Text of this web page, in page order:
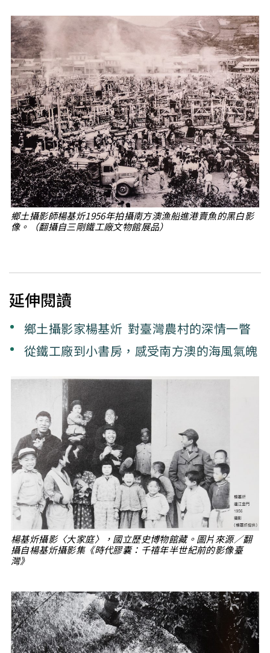
鄉土攝影師楊基炘1956年拍攝南方澳漁船進港賣魚的黑白影
像。（翻攝自三剛鐵工廠文物館展品）
延伸閱讀
鄉土攝影家楊基炘 對臺灣農村的深情一瞥
從鐵工廠到小書房，感受南方澳的海風氣魄
楊基炘攝影〈大家庭〉，國立歷史博物館藏。圖片來源／翻
攝自楊基炘攝影集《時代膠囊：千禧年半世紀前的影像臺
灣》